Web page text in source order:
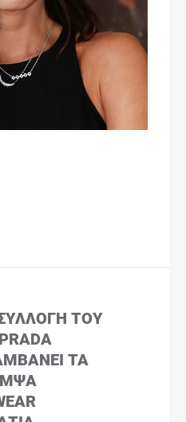
ΤΟΥ
ΤΑ